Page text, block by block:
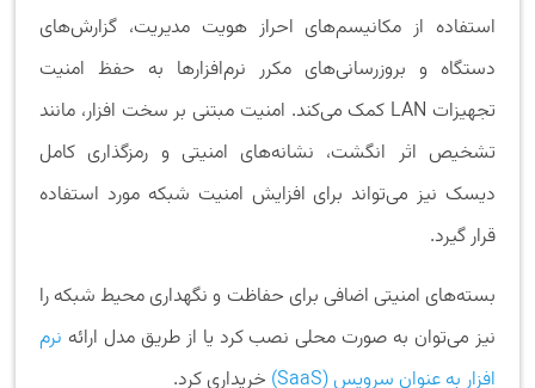
استفاده از مکانیسم‌های احراز هویت مدیریت، گزارش‌های
دستگاه و بروزرسانی‌های مکرر نرم‌افزارها به حفظ امنیت
تجهیزات LAN کمک می‌کند. امنیت مبتنی بر سخت افزار، مانند
تشخیص اثر انگشت، نشانه‌های امنیتی و رمزگذاری کامل
دیسک نیز می‌تواند برای افزایش امنیت شبکه مورد استفاده
قرار گیرد.
بسته‌های امنیتی اضافی برای حفاظت و نگهداری محیط شبکه را
نیز می‌توان به صورت محلی نصب کرد یا از طریق مدل ارائه نرم
افزار به عنوان سرویس (SaaS)
خریداری کرد.